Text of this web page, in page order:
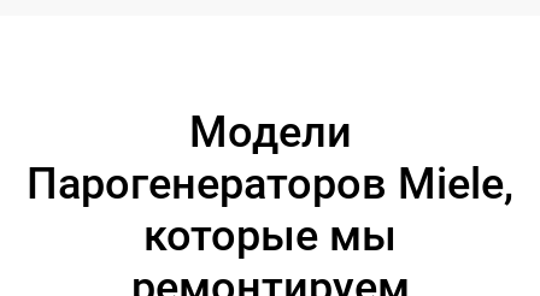
Модели
Парогенераторов Miele,
которые мы